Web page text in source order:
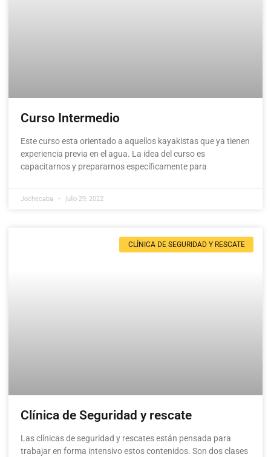
Curso Intermedio
Este curso esta orientado a aquellos kayakistas que ya tienen
experiencia previa en el agua. La idea del curso es
capacitarnos y prepararnos específicamente para
Jochecaba julio 29, 2022
CLÍNICA DE SEGURIDAD Y RESCATE
Clínica de Seguridad y rescate
Las clínicas de seguridad y rescates están pensada para
trabajar en forma intensivo estos contenidos. Son dos clases